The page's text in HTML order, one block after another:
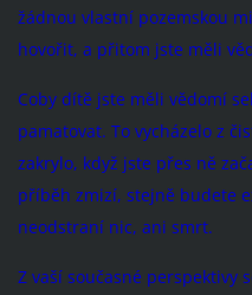
žádnou vlastní pozemskou
hovořit, a přitom jste měli
Coby dítě jste měli vědomí
pamatovat. To vycházelo z
zakrylo, když jste přes ně
příběh zmizí, stejně budete
neodstraní nic, ani smrt.
Z vaší současné perspektivy